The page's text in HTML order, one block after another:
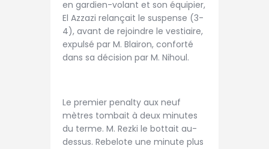
en gardien-volant et son équipier,
El Azzazi relançait le suspense (3-
4), avant de rejoindre le vestiaire,
expulsé par M. Blairon, conforté
dans sa décision par M. Nihoul.
Le premier penalty aux neuf
mètres tombait à deux minutes
du terme. M. Rezki le bottait au-
dessus. Rebelote une minute plus